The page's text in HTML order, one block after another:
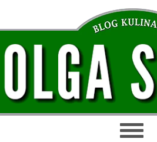
głównej
nawigacji
treści
głównego
paska
stopki